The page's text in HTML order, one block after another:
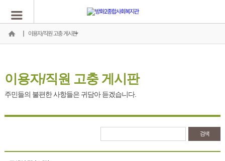
이용자/직원 고충 게시판
이용자/직원 고충 게시판
주민들의 불편한 사항들은 귀담아 듣겠습니다.